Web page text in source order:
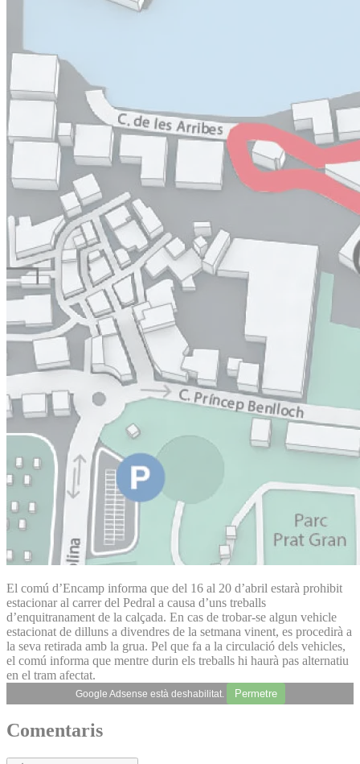
El comú d’Encamp informa que del 16 al 20 d’abril estarà prohibit
estacionar al carrer del Pedral a causa d’uns treballs
d’enquitranament de la calçada. En cas de trobar-se algun vehicle
estacionat de dilluns a divendres de la setmana vinent, es procedirà a
la seva retirada amb la grua. Pel que fa a la circulació dels vehicles,
el comú informa que mentre durin els treballs hi haurà pas alternatiu
en el tram afectat.
Google Adsense està deshabilitat. Permetre
Comentaris